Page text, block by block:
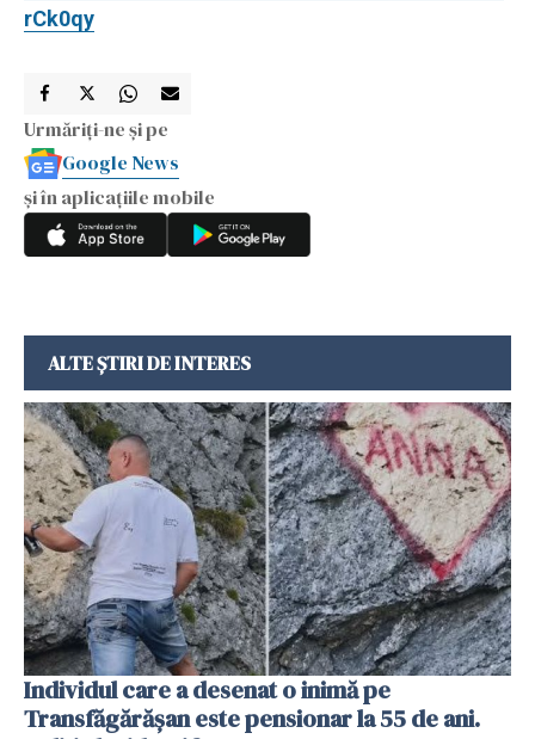
rCk0qy
Urmăriți-ne și pe
Google News
și în aplicațiile mobile
ALTE ȘTIRI DE INTERES
Individul care a desenat o inimă pe
Transfăgărășan este pensionar la 55 de ani.